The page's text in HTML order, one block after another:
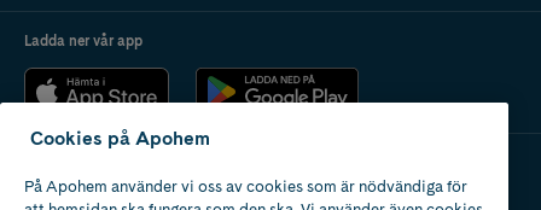
Ladda ner vår app
Apotek med tillstånd
Cookies på Apohem
På Apohem använder vi oss av cookies som är nödvändiga för